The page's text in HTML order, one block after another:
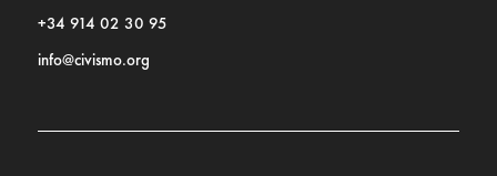
+34 914 02 30 95
info@civismo.org